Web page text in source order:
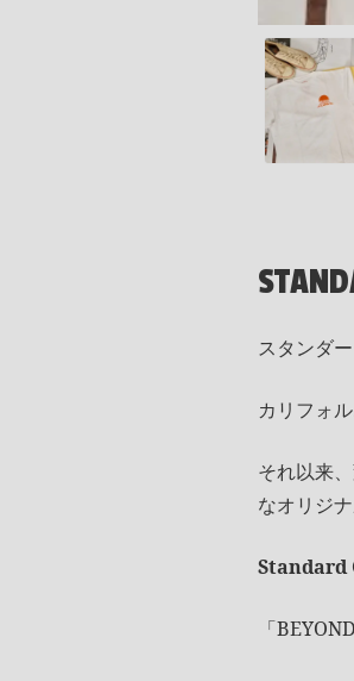
スタンダ
カリフォ
それ以来
なオリジ
Standard
「